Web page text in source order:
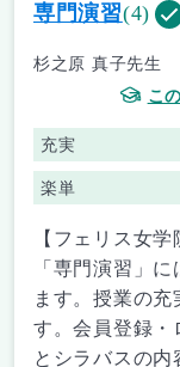
専門演習(4)
杉之原 真子先生
こ
充実
楽単
【フェリス女
「専門演習」に
ます。授業の充
す。会員登録・
とシラバスの